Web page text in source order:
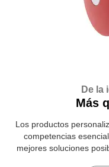
De la
Más
Los productos
competencias
mejores soluciones